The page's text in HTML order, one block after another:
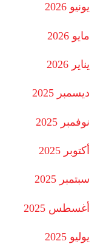
يونيو 2026
مايو 2026
يناير 2026
ديسمبر 2025
نوفمبر 2025
أكتوبر 2025
سبتمبر 2025
أغسطس 2025
يوليو 2025